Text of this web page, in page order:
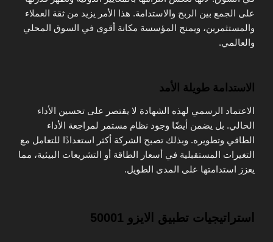
على الجمع بين الربح والاستدامة. هذا الأمر يزيد من ثقة العملاء
والمستثمرين، ويمنح المؤسسة مكانة أقوى في السوق المحلي
والعالمي.
الاستدامة طويلة الأمد
الاعتماد الرسمي لهذه الشهادة لا يقتصر على تحسين الأداء
الحالي. بل يضمن أيضًا وجود نظام مستمر لمراجعة الأداء
الطاقي وتطويره. وبذلك تصبح الشركة أكثر استعدادًا للتعامل مع
التغيرات المستقبلية في أسعار الطاقة أو التشريعات البيئية، مما
يعزز استدامتها على المدى الطويل.
استراتيجيات تطبيق الايزو 50001